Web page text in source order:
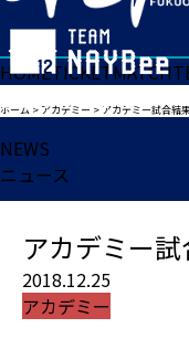
HOMETICKETMATCH
ホーム > アカデミー > アカデミー試合結
NEWS
ニュース
アカデミー
2018.12.25
アカデミー